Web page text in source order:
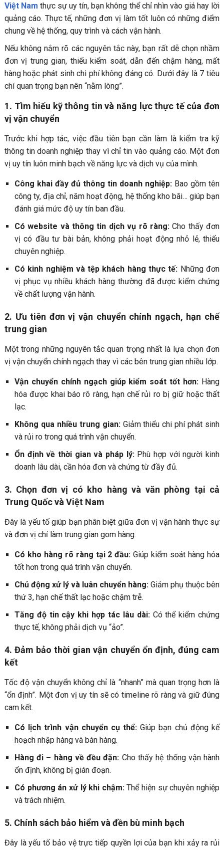
Việt Nam thực sự uy tín, bạn không thể chỉ nhìn vào giá hay lời
quảng cáo. Thực tế, những đơn vị làm tốt luôn có những điểm
chung về hệ thống, quy trình và cách vận hành.
Nếu không nắm rõ các nguyên tắc này, bạn rất dễ chọn nhầm
đơn vị trung gian, thiếu kiểm soát, dẫn đến chậm hàng, mất
hàng hoặc phát sinh chi phí không đáng có. Dưới đây là 7 tiêu
chí quan trọng bạn nên “nằm lòng”.
1. Tìm hiểu kỹ thông tin và năng lực thực tế của đơn
vị vận chuyển
Trước khi hợp tác, việc đầu tiên bạn cần làm là kiểm tra kỹ
thông tin doanh nghiệp thay vì chỉ tin vào quảng cáo. Một đơn
vị uy tín luôn minh bạch về năng lực và dịch vụ của mình.
Công khai đầy đủ thông tin doanh nghiệp: Bao gồm tên
công ty, địa chỉ, năm hoạt động, hệ thống kho bãi… giúp bạn
đánh giá mức độ uy tín ban đầu.
Có website và thông tin dịch vụ rõ ràng:Cho thấy đơn
vị có đầu tư bài bản, không phải hoạt động nhỏ lẻ, thiếu
chuyên nghiệp.
Có kinh nghiệm và tệp khách hàng thực tế: Những đơn
vị phục vụ nhiều khách hàng thường đã được kiểm chứng
về chất lượng vận hành.
2. Ưu tiên đơn vị vận chuyển chính ngạch, hạn chế
trung gian
Một trong những nguyên tắc quan trọng nhất là lựa chọn đơn
vị vận chuyển chính ngạch thay vì các bên trung gian nhiều lớp.
Vận chuyển chính ngạch giúp kiểm soát tốt hơn: Hàng
hóa được khai báo rõ ràng, hạn chế rủi ro bị giữ hoặc thất
lạc.
Không qua nhiều trung gian:Giảm thiểu chi phí phát sinh
và rủi ro trong quá trình vận chuyển.
Ổn định về thời gian và pháp lý:Phù hợp với người kinh
doanh lâu dài, cần hóa đơn và chứng từ đầy đủ.
3. Chọn đơn vị có kho hàng và văn phòng tại cả
Trung Quốc và Việt Nam
Đây là yếu tố giúp bạn phân biệt giữa đơn vị vận hành thực sự
và đơn vị chỉ làm trung gian gom hàng.
Có kho hàng rõ ràng tại 2 đầu: Giúp kiểm soát hàng hóa
tốt hơn trong quá trình vận chuyển.
Chủ động xử lý và luân chuyển hàng: Giảm phụ thuộc bên
thứ 3, hạn chế thất lạc hoặc chậm trễ.
Tăng độ tin cậy khi hợp tác lâu dài:Có thể kiểm chứng
thực tế, không phải dịch vụ “ảo”.
4. Đảm bảo thời gian vận chuyển ổn định, đúng cam
kết
Tốc độ vận chuyển không chỉ là “nhanh” mà quan trọng hơn là
“ổn định”. Một đơn vị uy tín sẽ có timeline rõ ràng và giữ đúng
cam kết.
Có lịch trình vận chuyển cụ thể: Giúp bạn chủ động kế
hoạch nhập hàng và bán hàng.
Hàng đi – hàng về đều đặn: Cho thấy hệ thống vận hành
ổn định, không bị gián đoạn.
Có phương án xử lý khi chậm:Thể hiện sự chuyên nghiệp
và trách nhiệm.
5. Chính sách bảo hiểm và đền bù minh bạch
Đây là yếu tố bảo vệ trực tiếp quyền lợi của bạn khi xảy ra rủi